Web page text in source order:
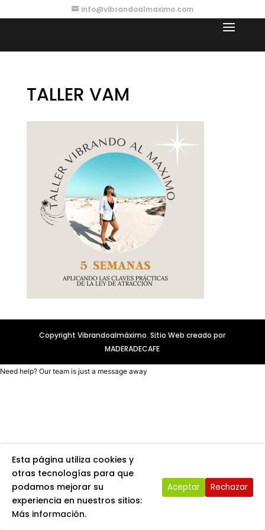
info@vibrandoalmaximo.com
TALLER VAM
Copyright Vibrandoalmáximo. Sitio Web creado por
MADERADECAFE
Need help? Our team is just a message away
Esta página utiliza cookies y
otras tecnologías para que
podamos mejorar su
experiencia en nuestros sitios:
Más información.
Aceptar Rechazar